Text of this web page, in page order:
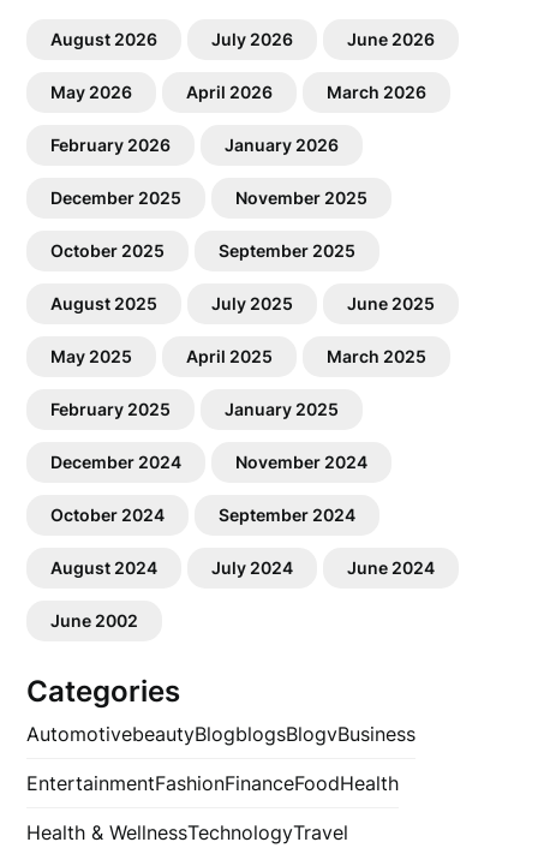
August 2026 July 2026 June 2026
May 2026 April 2026 March 2026
February 2026 January 2026
December 2025 November 2025
October 2025 September 2025
August 2025 July 2025 June 2025
May 2025 April 2025 March 2025
February 2025 January 2025
December 2024 November 2024
October 2024 September 2024
August 2024 July 2024 June 2024
June 2002
Categories
AutomotivebeautyBlogblogsBlogvBusiness
EntertainmentFashionFinanceFoodHealth
Health & WellnessTechnologyTravel